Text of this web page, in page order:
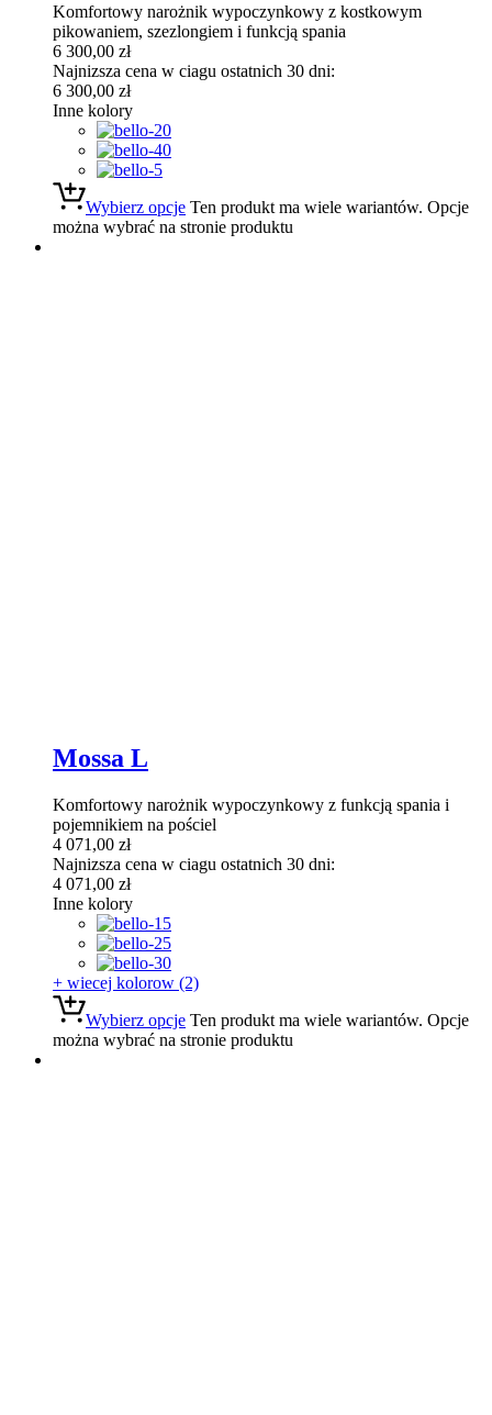
Komfortowy narożnik wypoczynkowy z kostkowym
pikowaniem, szezlongiem i funkcją spania
6 300,00 zł
Najnizsza cena w ciagu ostatnich 30 dni:
6 300,00 zł
Inne kolory
Wybierz opcje Ten produkt ma wiele wariantów. Opcje
można wybrać na stronie produktu
Mossa L
Komfortowy narożnik wypoczynkowy z funkcją spania i
pojemnikiem na pościel
4 071,00 zł
Najnizsza cena w ciagu ostatnich 30 dni:
4 071,00 zł
Inne kolory
+ wiecej kolorow (2)
Wybierz opcje Ten produkt ma wiele wariantów. Opcje
można wybrać na stronie produktu